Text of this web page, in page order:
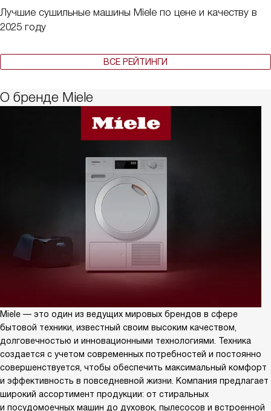
Лучшие сушильные машины Miele по цене и качеству в
2025 году
ВСЕ РЕЙТИНГИ
О бренде Miele
Miele — это один из ведущих мировых брендов в сфере
бытовой техники, известный своим высоким качеством,
долговечностью и инновационными технологиями. Техника
создается с учетом современных потребностей и постоянно
совершенствуется, чтобы обеспечить максимальный комфорт
и эффективность в повседневной жизни. Компания предлагает
широкий ассортимент продукции: от стиральных
и посудомоечных машин до духовок, пылесосов и встроенной